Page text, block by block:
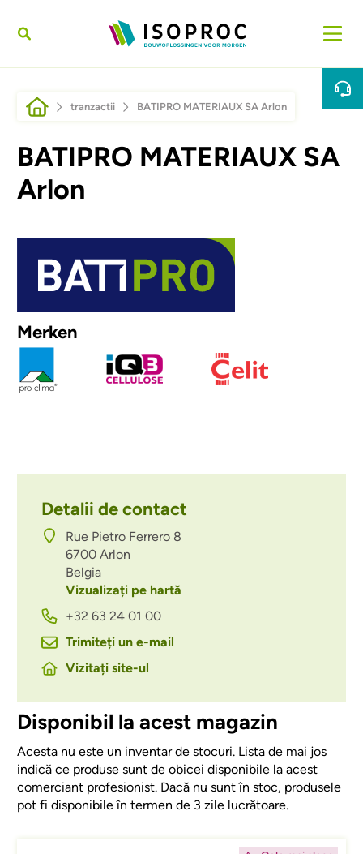
Breadcrumb
tranzactii BATIPRO MATERIAUX SA Arlon
BATIPRO MATERIAUX SA
Arlon
Merken
Detalii de contact
Rue Pietro Ferrero 8
6700 Arlon
Belgia
Vizualizați pe hartă
+32 63 24 01 00
Trimiteți un e-mail
Vizitați site-ul
Disponibil la acest magazin
Acesta nu este un inventar de stocuri. Lista de mai jos
indică ce produse sunt de obicei disponibile la acest
comerciant profesionist. Dacă nu sunt în stoc, produsele
pot fi disponibile în termen de 3 zile lucrătoare.